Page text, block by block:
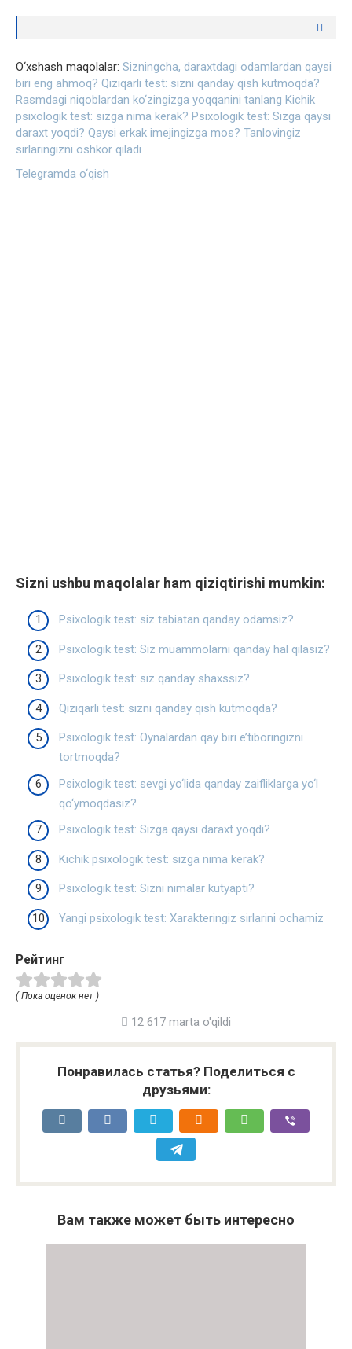
O‘xshash maqolalar: Sizningcha, daraxtdagi odamlardan qaysi
biri eng ahmoq? Qiziqarli test: sizni qanday qish kutmoqda?
Rasmdagi niqoblardan ko‘zingizga yoqqanini tanlang Kichik
psixologik test: sizga nima kerak? Psixologik test: Sizga qaysi
daraxt yoqdi? Qaysi erkak imejingizga mos? Tanlovingiz
sirlaringizni oshkor qiladi
Telegramda o‘qish
Sizni ushbu maqolalar ham qiziqtirishi mumkin:
Psixologik test: siz tabiatan qanday odamsiz?
Psixologik test: Siz muammolarni qanday hal qilasiz?
Psixologik test: siz qanday shaxssiz?
Qiziqarli test: sizni qanday qish kutmoqda?
Psixologik test: Oynalardan qay biri e’tiboringizni
tortmoqda?
Psixologik test: sevgi yo‘lida qanday zaifliklarga yo‘l
qo‘ymoqdasiz?
Psixologik test: Sizga qaysi daraxt yoqdi?
Kichik psixologik test: sizga nima kerak?
Psixologik test: Sizni nimalar kutyapti?
Yangi psixologik test: Xarakteringiz sirlarini ochamiz
Рейтинг
( Пока оценок нет )
12 617 marta o'qildi
Понравилась статья? Поделиться с
друзьями:
Вам также может быть интересно